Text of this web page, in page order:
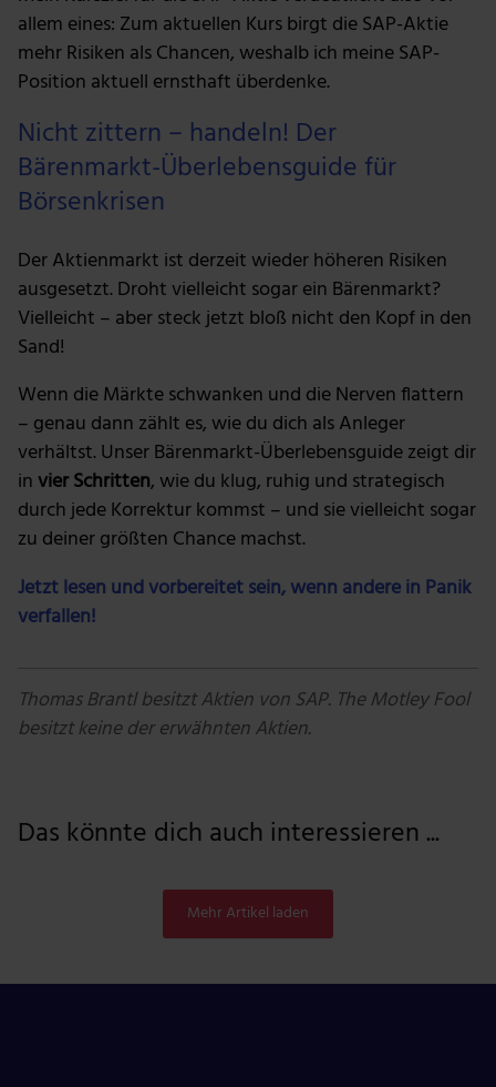
allem eines: Zum aktuellen Kurs birgt die SAP-Aktie
mehr Risiken als Chancen, weshalb ich meine SAP-
Position aktuell ernsthaft überdenke.
Nicht zittern – handeln! Der
Bärenmarkt-Überlebensguide für
Börsenkrisen
Der Aktienmarkt ist derzeit wieder höheren Risiken
ausgesetzt. Droht vielleicht sogar ein Bärenmarkt?
Vielleicht – aber steck jetzt bloß nicht den Kopf in den
Sand!
Wenn die Märkte schwanken und die Nerven flattern
– genau dann zählt es, wie du dich als Anleger
verhältst. Unser Bärenmarkt-Überlebensguide zeigt dir
invier Schritten, wie du klug, ruhig und strategisch
durch jede Korrektur kommst – und sie vielleicht sogar
zu deiner größten Chance machst.
Jetzt lesen und vorbereitet sein, wenn andere in Panik
verfallen!
Thomas Brantl besitzt Aktien von SAP. The Motley Fool
besitzt keine der erwähnten Aktien.
Das könnte dich auch interessieren ...
Mehr Artikel laden